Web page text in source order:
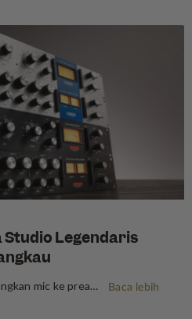
Studio Legendaris
Bayangkan kamu menghubungkan mic ke preamplifier dan mendengar sinyalmu berubah — lebih penuh, lebih warm, lebih kaya — seperti suara di rekaman yang menginspirasi untuk bermusik sejak awal. Selama beberapa dekade, pengalaman itu terkunci di balik label harga yang hanya mampu dibeli oleh studio rekaman besar. Microphone tabung vintage dijual… Baca lebih